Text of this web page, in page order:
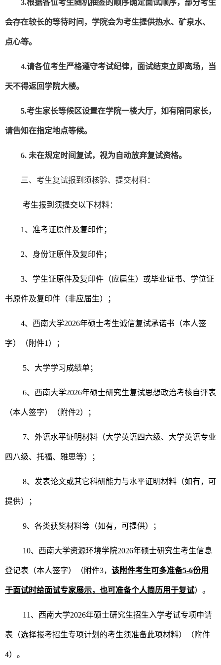
3.根据各位考生随机抽签的顺序确定面试顺序，部分考生
会存在较长的等待时间，学院会为考生提供热水、矿泉水、
点心等。
4.请各位考生严格遵守考试纪律，面试结束立即离场，当
天不得返回学院大楼。
5.考生家长等候区设置在学院一楼大厅，如有陪同家长，
请告知在指定地点等候。
6. 未在规定时间复试，视为自动放弃复试资格。
三、考生复试报到须核验、提交材料：
考生报到须提交以下材料：
1 、准考证原件及复印件；
2、身份证原件及复印件；
3、学生证原件及复印件（应届生）或毕业证书、学位证
书原件及复印件（非应届生）；
4、西南大学2026年硕士考生诚信复试承诺书（本人签
字）（附件1 ）；
5、大学学习成绩单；
6、西南大学2026年硕士研究生复试思想政治考核自评表
（本人签字）（附件2）；
7、外语水平证明材料（大学英语四六级、大学英语专业
四八级、托福、雅思等）；
8、发表论文或其它科研能力与水平证明材料（如有，可
提供）；
9、各类获奖材料等（如有，可提供）；
10、西南大学资源环境学院2026年硕士研究生考生信息
登记表（本人签字）（附件3， 该附件考生可多准备5-6份用
于面试时给面试专家展示，也可准备个人简历用于复试）。
11 、西南大学2026年硕士研究生招生入学考试专项申请
表（选择报考招生专项计划的考生须准备此项材料）（附件
4）。